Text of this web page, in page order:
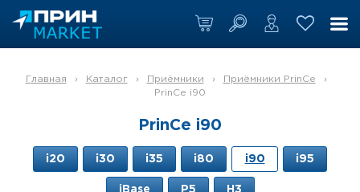
Главная › Каталог › Приёмники › Приёмники PrinCe
›
PrinCe i90
PrinCe i90
i20 i30 i35 i80 i90 i95
iBase P5 H3